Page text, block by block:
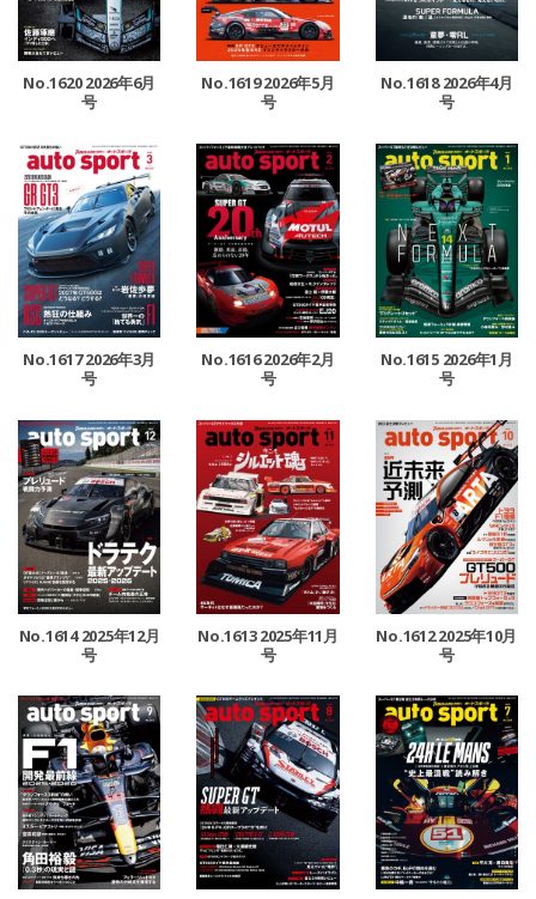
No.1620 2026年6月
号
No.1619 2026年5月
号
No.1618 2026年4月
号
No.1617 2026年3月
号
No.1616 2026年2月
号
No.1615 2026年1月
号
No.1614 2025年12月
号
No.1613 2025年11月
号
No.1612 2025年10月
号